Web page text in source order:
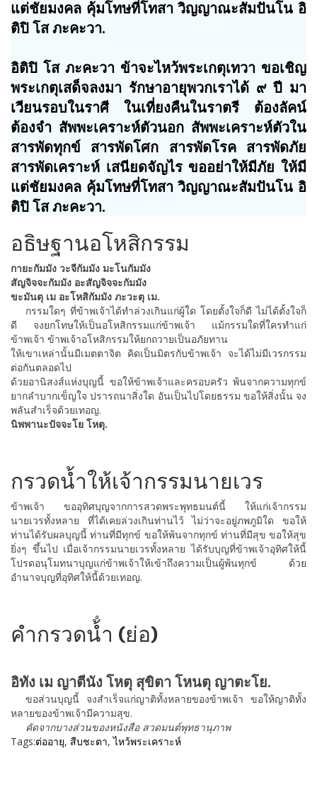
แต่ชัยมงคล คุ้มโทษที่โทสา วิญญาณะสัมปันโน อิ
ติปิ โส ภะคะวา.
อิติปิ โส ภะคะวา ข้าจะไหว้พระเกตุเทวา ขอเชิญ
พระเกตุเสด็จลงมา รักษาอายุพวกเราได้ ๙ ปี มา
เวียนรอบในราศี ในเที่ยงคืนในราตรี ต้องลัคน์
ต้องจำ สัพพะเคราะห์ตัวนอก สัพพะเคราะห์ตัวใน
สารพัดทุกข์ สารพัดโศก สารพัดโรค สารพัดภัย
สารพัดเคราะห์ เสนียดจัญไร ขออย่าให้มีภัย ให้มี
แต่ชัยมงคล คุ้มโทษที่โทสา วิญญาณะสัมปันโน อิ
ติปิ โส ภะคะวา.
อธิษฐานอโหสิกรรม
กายะกัมมัง วะจีกัมมัง มะโนกัมมัง
สัญจิจจะกัมมัง อะสัญจิจจะกัมมัง
ขะมันตุ เม อะโหสิกัมมัง ภะวะตุ เม.
กรรมใดๆ ที่ข้าพเจ้าได้ทำล่วงเกินแก่ผู้ใด โดยตั้งใจก็ดี ไม่ได้ตั้งใจก็
ดี จงยกโทษให้เป็นอโหสิกรรมแก่ข้าพเจ้า แม้กรรมใดที่ใครทำแก่
ข้าพเจ้า ข้าพเจ้าอโหสิกรรมให้ยกถวายเป็นอภัยทาน
ให้เขาเหล่านั้นมีเมตตาจิต คิดเป็นมิตรกับข้าพเจ้า จะได้ไม่มีเวรกรรม
ต่อกันตลอดไป
ด้วยอานิสงส์แห่งบุญนี้ ขอให้ข้าพเจ้าและครอบครัว พ้นจากความทุกข์
ยากลำบากเข็ญใจ ปรารถนาสิ่งใด อันเป็นไปโดยธรรม ขอให้สิ่งนั้น จง
พลันสำเร็จด้วยเทอญ.
นิพพานะปัจจะโย โหตุ.
กรวดน้ำให้เจ้ากรรมนายเวร
ข้าพเจ้า ขออุทิศบุญจากการสวดพระพุทธมนต์นี้ ให้แก่เจ้ากรรม
นายเวรทั้งหลาย ที่ได้เคยล่วงเกินท่านไว้ ไม่ว่าจะอยู่ภพภูมิใด ขอให้
ท่านได้รับผลบุญนี้ ท่านที่มีทุกข์ ขอให้พ้นจากทุกข์ ท่านที่มีสุข ขอให้สุข
ยิ่งๆ ขึ้นไป เมื่อเจ้ากรรมนายเวรทั้งหลาย ได้รับบุญที่ข้าพเจ้าอุทิศให้นี้
โปรดอนุโมทนาบุญแก่ข้าพเจ้าให้เข้าถึงความเป็นผู้พ้นทุกข์ ด้วย
อำนาจบุญที่อุทิศให้นี้ด้วยเทอญ.
คำกรวดน้ํำ (ย่อ)
อิทัง เม ญาตีนัง โหตุ สุขิตา โหนตุ ญาตะโย.
ขอส่วนบุญนี้ จงสำเร็จแก่ญาติทั้งหลายของข้าพเจ้า ขอให้ญาติทั้ง
หลายของข้าพเจ้ามีความสุข.
คัดจากบางส่วนของหนังสือ สวดมนต์พุทธานุภาพ
Tags:ต่ออายุ, สืบชะตา,ไหว้พระเคราะห์